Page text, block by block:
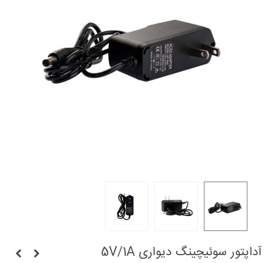
آداپتور سوئیچینگ دیواری 5V/1A